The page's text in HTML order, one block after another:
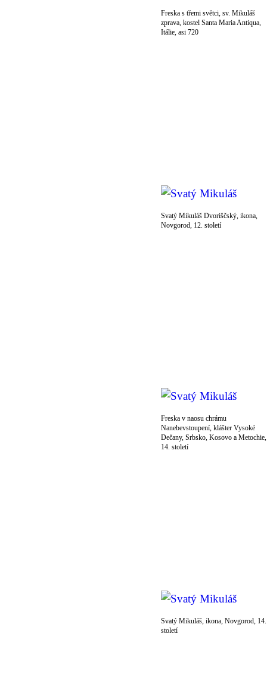
Freska s třemi světci, sv. Mikuláš
zprava, kostel Santa Maria Antiqua,
Itálie, asi 720
Svatý Mikuláš Dvoriščský, ikona,
Novgorod, 12. století
Freska v naosu chrámu
Nanebevstoupení, klášter Vysoké
Dečany, Srbsko, Kosovo a Metochie,
14. století
Svatý Mikuláš, ikona, Novgorod, 14.
století